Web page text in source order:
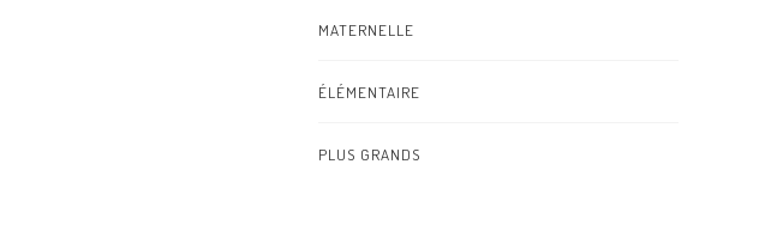
MATERNELLE
ÉLÉMENTAIRE
PLUS GRANDS